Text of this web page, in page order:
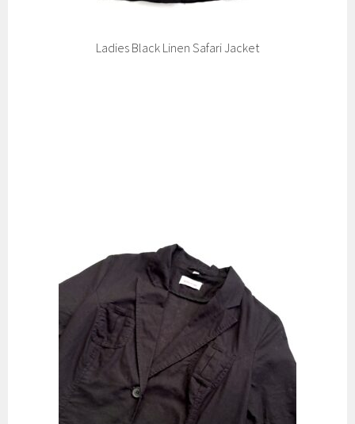
Ladies Black Linen Safari Jacket